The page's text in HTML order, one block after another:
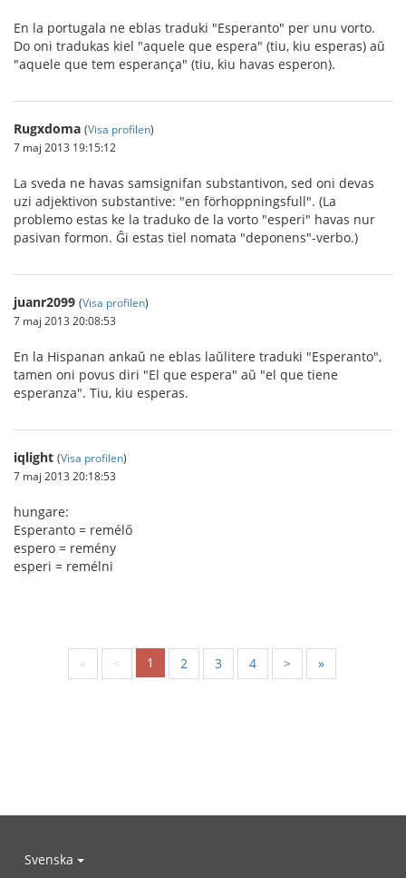
En la portugala ne eblas traduki "Esperanto" per unu vorto.
Do oni tradukas kiel "aquele que espera" (tiu, kiu esperas) aŭ
"aquele que tem esperança" (tiu, kiu havas esperon).
Rugxdoma (Visa profilen)
7 maj 2013 19:15:12
La sveda ne havas samsignifan substantivon, sed oni devas
uzi adjektivon substantive: "en förhoppningsfull". (La
problemo estas ke la traduko de la vorto "esperi" havas nur
pasivan formon. Ĝi estas tiel nomata "deponens"-verbo.)
juanr2099 (Visa profilen)
7 maj 2013 20:08:53
En la Hispanan ankaŭ ne eblas laŭlitere traduki "Esperanto",
tamen oni povus diri "El que espera" aŭ "el que tiene
esperanza". Tiu, kiu esperas.
iqlight (Visa profilen)
7 maj 2013 20:18:53
hungare:
Esperanto = remélő
espero = remény
esperi = remélni
« < 1 2 3 4 > »
Svenska